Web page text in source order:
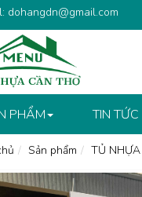
dohangdn@gmail.com
PHẨM TIN TỨC
Sản phẩm TỦ